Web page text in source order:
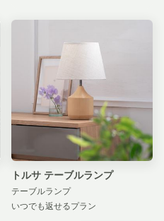
トルサ テーブルランプ
テーブルランプ
いつでも返せるプラン